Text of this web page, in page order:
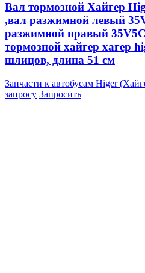
Вал тормозной Хайгер
,вал разжимной левый
разжимной правый
тормозной хайгер хагер
шлицов, длина 51 см
Запчасти к автобусам Higer
запросу Запросить